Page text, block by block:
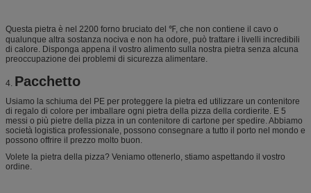
Questa pietra è nel 2200 forno bruciato del ℉, che non contiene il cavo o
qualunque altra sostanza nociva e non ha odore, può trattare i livelli incredibili
di calore. Disponga appena il vostro alimento sulla nostra pietra senza alcuna
preoccupazione dei problemi di sicurezza alimentare.
4. Pacchetto
Usiamo la schiuma del PE per proteggere la pietra ed utilizzare un contenitore
di regalo di colore per imballare ogni pietra della pizza della cordierite. E 5
messi o più pietre della pizza in un contenitore di cartone per spedire. Abbiamo
società logistica professionale, possono consegnare a tutto il porto nel mondo e
possono offrire il prezzo molto buon.
Volete la pietra della pizza? Veniamo ottenerlo, stiamo aspettando il vostro
ordine.